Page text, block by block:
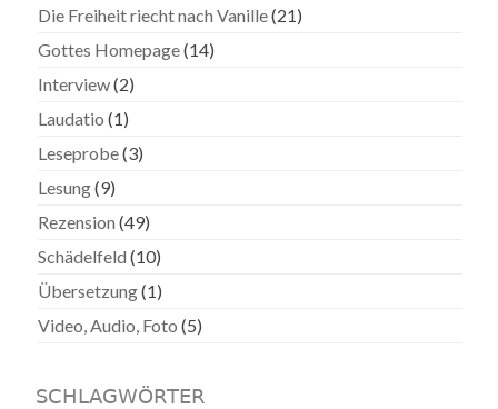
Die Freiheit riecht nach Vanille(21)
Gottes Homepage(14)
Interview(2)
Laudatio (1)
Leseprobe(3)
Lesung(9)
Rezension (49)
Schädelfeld (10)
Übersetzung(1)
Video, Audio, Foto (5)
SCHLAGWÖRTER